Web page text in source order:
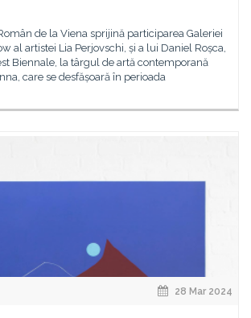
de la Viena sprijină participarea Galeriei
al artistei Lia Perjovschi, și a lui Daniel Roșca,
Biennale, la târgul de artă contemporană
care se desfășoară în perioada
28 Mar 2024